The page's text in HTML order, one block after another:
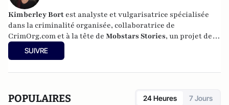
Kimberley Bort est analyste et vulgarisatrice spécialisée
dans la criminalité organisée, collaboratrice de
CrimOrg.com et à la tête de Mobstars Stories, un projet de
contenus sur les réseaux sociaux qui explore les
dynamiques du crime organisé et ses représentations.
SUIVRE
POPULAIRES 24 Heures 7 Jours